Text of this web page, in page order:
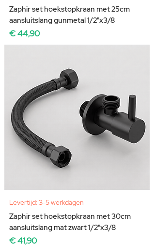
Zaphir set hoekstopkraan met 25cm
aansluitslang gunmetal 1/2"x3/8
Prijs
€ 44,90
Levertijd: 3-5 werkdagen
Zaphir set hoekstopkraan met 30cm
aansluitslang mat zwart 1/2"x3/8
Prijs
€ 41,90